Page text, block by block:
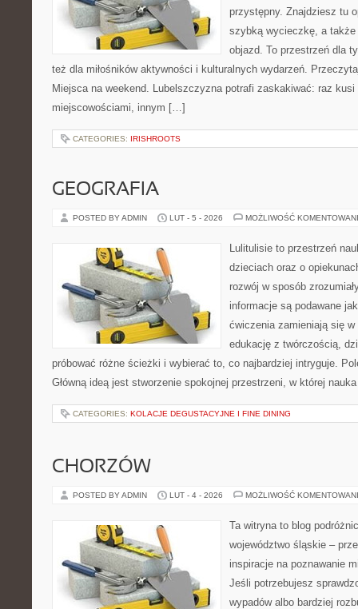
przystępny. Znajdziesz tu
szybką wycieczkę, a także
objazd. To przestrzeń dla
też dla miłośników aktywności i kulturalnych wydarzeń.
Miejsca na weekend. Lubelszczyzna potrafi zaskakiwać: raz kusi
miejscowościami, innym […]
CATEGORIES: IRISHROOTS
GEOGRAFIA
POSTED BY ADMIN LUT - 5 - 2026 MOŻLIWOŚĆ
Lulitulisie to przestrzeń
dzieciach oraz o
rozwój w sposób
informacje są podawane
ćwiczenia zamieniają się
edukację z twórczością,
próbować różne ścieżki i wybierać to, co najbardziej intryguje.
Główną ideą jest stworzenie spokojnej przestrzeni, w której
CATEGORIES: KOLACJE DEGUSTACYJNE I FINE DINING
CHORZÓW
POSTED BY ADMIN LUT - 4 - 2026 MOŻLIWOŚĆ
Ta witryna to blog
województwo śląskie –
inspiracje na poznawanie
Jeśli potrzebujesz
wypadów albo bardziej